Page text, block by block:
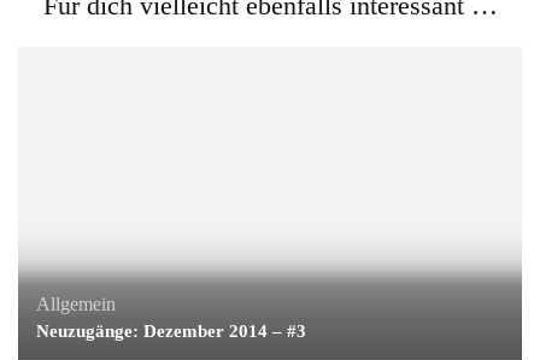
Allgemein
Neuzugänge: Dezember 2014 – #3